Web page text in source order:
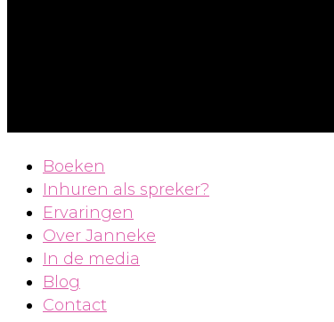
Boeken
Inhuren als spreker?
Ervaringen
Over Janneke
In de media
Blog
Contact